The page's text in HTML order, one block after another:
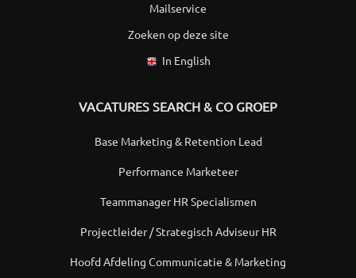
Mailservice
Zoeken op deze site
In English
VACATURES SEARCH & CO GROEP
Base Marketing & Retention Lead
Performance Marketeer
Teammanager HR Specialismen
Projectleider / Strategisch Adviseur HR
Hoofd Afdeling Communicatie & Marketing